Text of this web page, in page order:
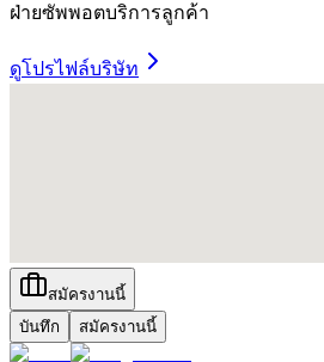
ฝ่ายซัพพอตบริการลูกค้า
ดูโปรไฟล์บริษัท
สมัครงานนี้
บันทึก
สมัครงานนี้